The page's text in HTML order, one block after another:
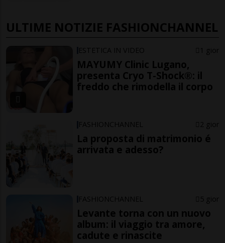
ULTIME NOTIZIE FASHIONCHANNEL
ESTETICA IN VIDEO 1 gior
MAYUMY Clinic Lugano,
presenta Cryo T-Shock®: il
freddo che rimodella il corpo
FASHIONCHANNEL 2 gior
La proposta di matrimonio é
arrivata e adesso?
FASHIONCHANNEL 5 gior
Levante torna con un nuovo
album: il viaggio tra amore,
cadute e rinascite